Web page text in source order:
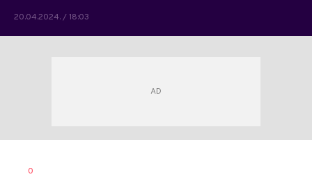
20.04.2024. / 18:03
AUTOR
0